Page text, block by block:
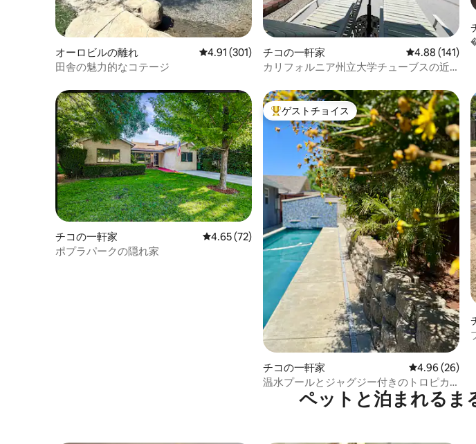
オーロビルの離れ レビュー301件、5つ星中4.91つ星の平均評価
4.91 (301)
田舎の魅力的なコテージ
チコの一軒家 レビュー141
4.88 (141)
カリフォルニア州立大学チューブスの近
付きの快適な全ハードウッド
チコの一軒家 レビュー72件、5つ星中4.65つ星の平均評価
4.65 (72)
ポプラパークの隠れ家
大好評のゲストチョイスです。
ゲストチョイス
チコの一軒家 レビュー26件
4.96 (26)
温水プールとジャグジー付きのトロピカ
ルオアシスペットと泊まれるま